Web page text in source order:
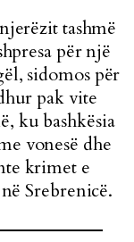
tashmë
për një
sidomos për
pak vite
ku bashkësia
vonesë dhe
krimet e
Srebrenicë.